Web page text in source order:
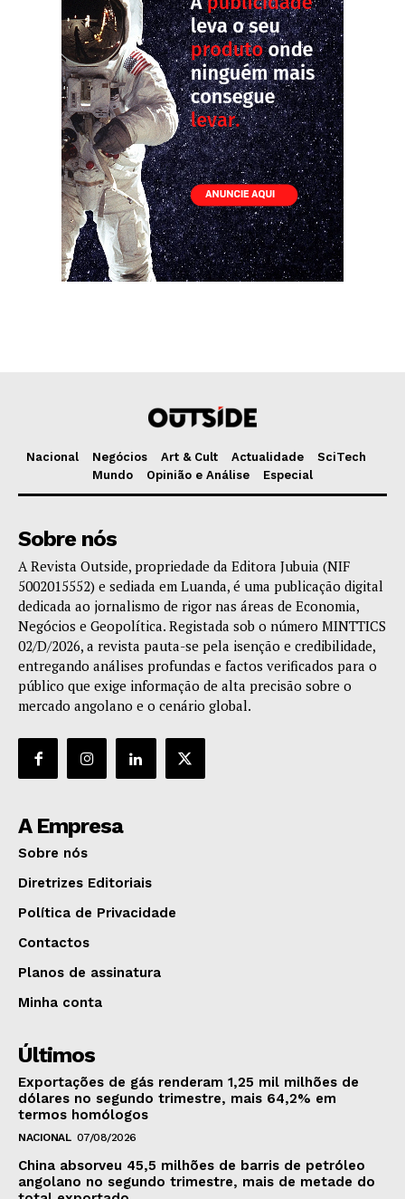
Nacional Negócios Art & Cult Actualidade
SciTech
Mundo
Opinião e Análise Especial
Sobre nós
A Revista Outside, propriedade da Editora Jubuia (NIF
5002015552) e sediada em Luanda, é uma publicação digital
dedicada ao jornalismo de rigor nas áreas de Economia,
Negócios e Geopolítica. Registada sob o número MINTTICS
02/D/2026, a revista pauta-se pela isenção e credibilidade,
entregando análises profundas e factos verificados para o
público que exige informação de alta precisão sobre o
mercado angolano e o cenário global.
A Empresa
Sobre nós
Diretrizes Editoriais
Política de Privacidade
Contactos
Planos de assinatura
Minha conta
Últimos
Exportações de gás renderam 1,25 mil milhões de
dólares no segundo trimestre, mais 64,2% em
termos homólogos
NACIONAL 07/08/2026
China absorveu 45,5 milhões de barris de petróleo
angolano no segundo trimestre, mais de metade do